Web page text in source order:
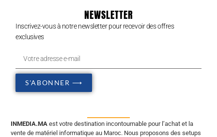
NEWSLETTER
Inscrivez-vous à notre newsletter pour recevoir des offres
exclusives
S'ABONNER ⟶
INMEDIA.MA est votre destination incontournable pour l’achat et la
vente de matériel informatique au Maroc. Nous proposons des setups